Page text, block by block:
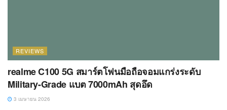
REVIEWS
realme C100 5G สมาร์ตโฟนมือถือจอมแกร่งระดับ
Military-Grade แบต 7000mAh สุดอึด
3 เมษายน 2026